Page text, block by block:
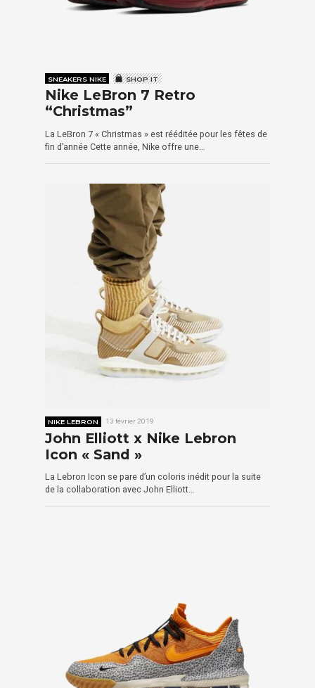
SNEAKERS NIKE SHOP IT
Nike LeBron 7 Retro
“Christmas”
La LeBron 7 « Christmas » est rééditée pour les fêtes de
fin d’année Cette année, Nike offre une…
NIKE LEBRON 13 février 2019
John Elliott x Nike Lebron
Icon « Sand »
La Lebron Icon se pare d’un coloris inédit pour la suite
de la collaboration avec John Elliott…